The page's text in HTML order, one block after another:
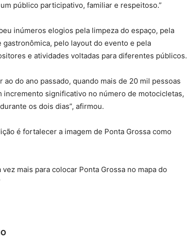
público participativo, familiar e respeitoso.”
inúmeros elogios pela limpeza do espaço, pela
pelo layout do evento e pela
e atividades voltadas para diferentes públicos.
do ano passado, quando mais de 20 mil pessoas
incremento significativo no número de motocicletas,
os dois dias”, afirmou.
é fortalecer a imagem de Ponta Grossa como
mais para colocar Ponta Grossa no mapa do